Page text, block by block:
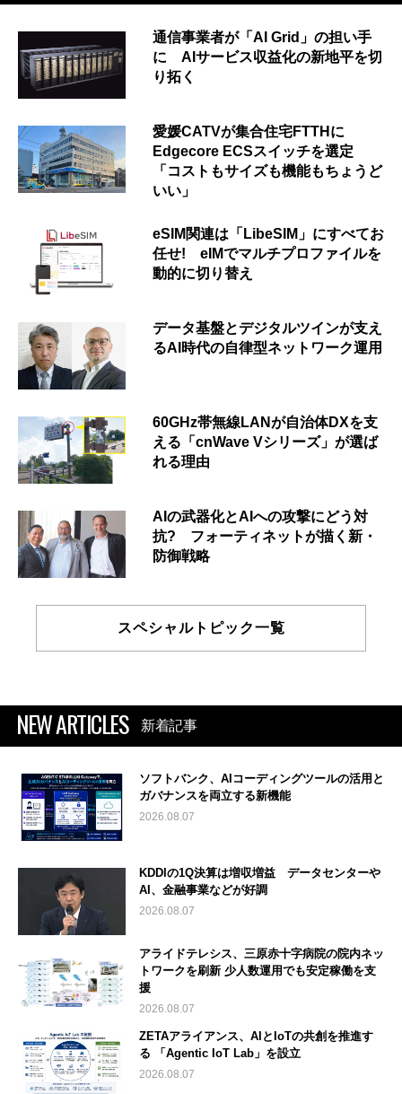
通信事業者が「AI Grid」の担い手
に AIサービス収益化の新地平を切
り拓く
愛媛CATVが集合住宅FTTHに
Edgecore ECSスイッチを選定
「コストもサイズも機能もちょうど
いい」
eSIM関連は「LibeSIM」にすべてお
任せ! eIMでマルチプロファイルを
動的に切り替え
データ基盤とデジタルツインが支え
るAI時代の自律型ネットワーク運用
60GHz帯無線LANが自治体DXを支
える「cnWave Vシリーズ」が選ば
れる理由
AIの武器化とAIへの攻撃にどう対
抗? フォーティネットが描く新・
防御戦略
スペシャルトピック一覧
NEW ARTICLES 新着記事
ソフトバンク、AIコーディングツールの活用と
ガバナンスを両立する新機能
2026.08.07
KDDIの1Q決算は増収増益 データセンターや
AI、金融事業などが好調
2026.08.07
アライドテレシス、三原赤十字病院の院内ネッ
トワークを刷新 少人数運用でも安定稼働を支
援
2026.08.07
ZETAアライアンス、AIとIoTの共創を推進す
る 「Agentic IoT Lab」を設立
2026.08.07